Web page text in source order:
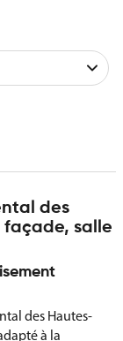
des
façade, salle
des Hautes-
à la